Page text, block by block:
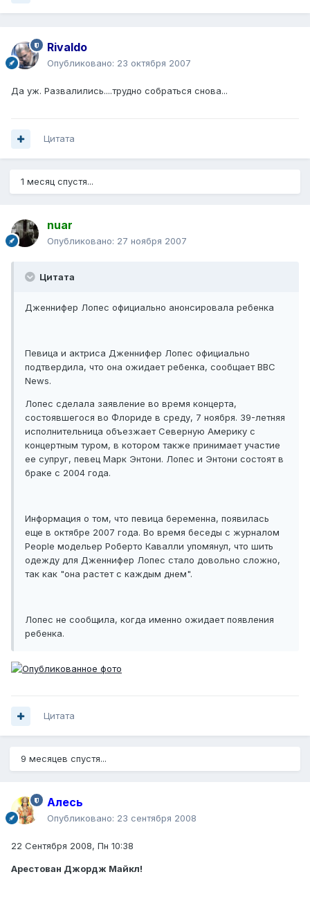
Rivaldo
Опубликовано: 23 октября 2007
Да уж. Развалились....трудно собраться снова...
Цитата
1 месяц спустя...
nuar
Опубликовано: 27 ноября 2007
Цитата
Дженнифер Лопес официально анонсировала ребенка
Певица и актриса Дженнифер Лопес официально
подтвердила, что она ожидает ребенка, сообщает BBC
News.
Лопес сделала заявление во время концерта,
состоявшегося во Флориде в среду, 7 ноября. 39-летняя
исполнительница объезжает Северную Америку с
концертным туром, в котором также принимает участие
ее супруг, певец Марк Энтони. Лопес и Энтони состоят в
браке с 2004 года.
Информация о том, что певица беременна, появилась
еще в октябре 2007 года. Во время беседы с журналом
People модельер Роберто Кавалли упомянул, что шить
одежду для Дженнифер Лопес стало довольно сложно,
так как "она растет с каждым днем".
Лопес не сообщила, когда именно ожидает появления
ребенка.
Цитата
9 месяцев спустя...
Алесь
Опубликовано: 23 сентября 2008
22 Сентября 2008, Пн 10:38
Арестован Джордж Майкл!